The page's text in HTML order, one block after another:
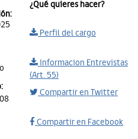
¿Qué quieres hacer?
Perfil del cargo
Informacion Entrevistas
(Art. 55)
Compartir en Twitter
Compartir en Facebook